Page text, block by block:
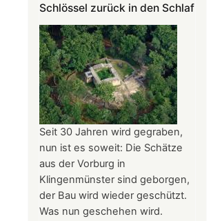
Schlössel zurück in den Schlaf
Seit 30 Jahren wird gegraben,
nun ist es soweit: Die Schätze
aus der Vorburg in
Klingenmünster sind geborgen,
der Bau wird wieder geschützt.
Was nun geschehen wird.